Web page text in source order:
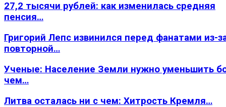
27,2 тысячи рублей: как изменилась средняя
пенсия…
Григорий Лепс извинился перед фанатами из-
повторной…
Ученые: Население Земли нужно уменьшить
чем…
Литва осталась ни с чем: Хитрость Кремля…